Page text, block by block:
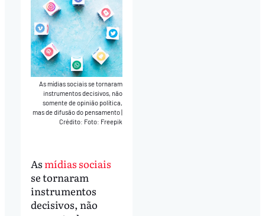
As mídias sociais se tornaram
instrumentos decisivos, não
somente de opinião política,
mas de difusão do pensamento
Crédito: Foto: Freepik
As mídias sociais
se tornaram
instrumentos
decisivos, não